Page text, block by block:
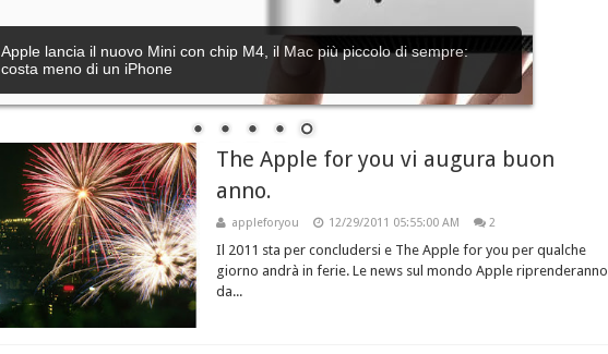
Apple lancia il nuovo Mini con chip M4, il Mac più piccolo di sempre:
costa meno di un iPhone
The Apple for you vi augura buon
anno.
appleforyou 12/29/2011 05:55:00 AM 2
Il 2011 sta per concludersi e The Apple for you per qualche
giorno andrà in ferie. Le news sul mondo Apple riprenderanno
da...